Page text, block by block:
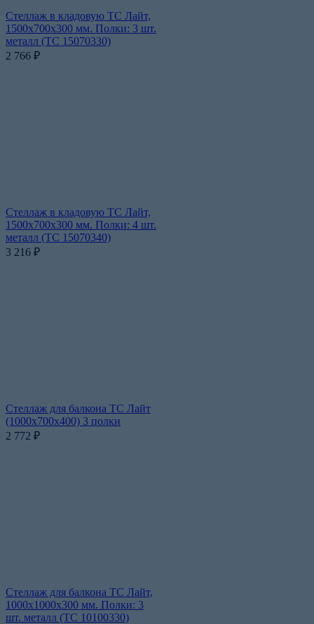
Стеллаж в кладовую ТС Лайт,
1500х700х300 мм. Полки: 3 шт.
металл (ТС 15070330)
2 766 ₽
Стеллаж в кладовую ТС Лайт,
1500х700х300 мм. Полки: 4 шт.
металл (ТС 15070340)
3 216 ₽
Стеллаж для балкона ТС Лайт
(1000x700x400) 3 полки
2 772 ₽
Стеллаж для балкона ТС Лайт,
1000x1000x300 мм. Полки: 3
шт. металл (ТС 10100330)